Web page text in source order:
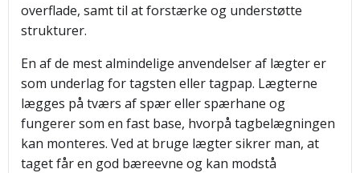
overflade, samt til at forstærke og understøtte
strukturer.
En af de mest almindelige anvendelser af lægter er
som underlag for tagsten eller tagpap. Lægterne
lægges på tværs af spær eller spærhane og
fungerer som en fast base, hvorpå tagbelægningen
kan monteres. Ved at bruge lægter sikrer man, at
taget får en god bæreevne og kan modstå